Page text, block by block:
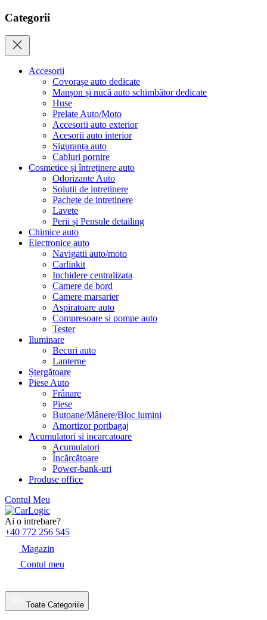
Categorii
Accesorii
Covorașe auto dedicate
Manșon și nucă auto schimbător dedicate
Huse
Prelate Auto/Moto
Accesorii auto exterior
Acesorii auto interior
Siguranța auto
Cabluri pornire
Cosmetice și întreținere auto
Odorizante Auto
Solutii de intretinere
Pachete de intretinere
Lavete
Perii și Pensule detailing
Chimice auto
Electronice auto
Navigatii auto/moto
Carlinkit
Inchidere centralizata
Camere de bord
Camere marsarier
Aspiratoare auto
Compresoare si pompe auto
Tester
Iluminare
Becuri auto
Lanterne
Ștergătoare
Piese Auto
Frânare
Piese
Butoane/Mânere/Bloc lumini
Amortizor portbagaj
Acumulatori si incarcatoare
Acumulatori
Încărcătoare
Power-bank-uri
Produse office
Contul Meu
Skip
to
content
Ai o intrebare?
+40 772 256 545
Magazin
Contul meu
Toate Categoriile